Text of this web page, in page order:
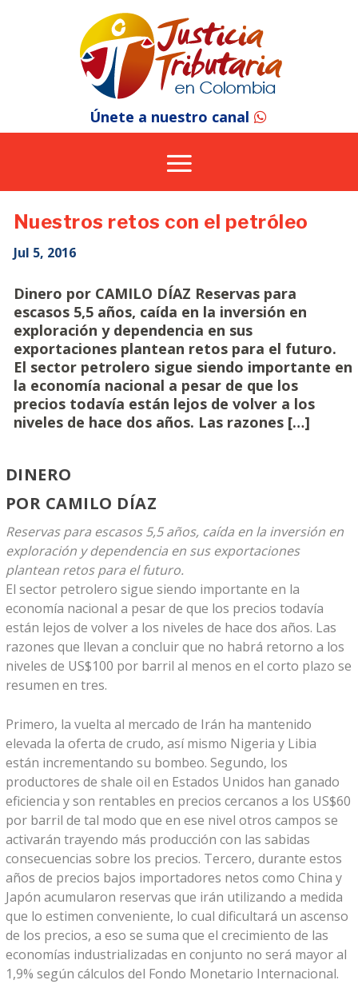
Únete a nuestro canal
Nuestros retos con el petróleo
Jul 5, 2016
Dinero por CAMILO DÍAZ Reservas para
escasos 5,5 años, caída en la inversión en
exploración y dependencia en sus
exportaciones plantean retos para el futuro.
El sector petrolero sigue siendo importante en
la economía nacional a pesar de que los
precios todavía están lejos de volver a los
niveles de hace dos años. Las razones […]
DINERO
POR CAMILO DÍAZ
Reservas para escasos 5,5 años, caída en la inversión en
exploración y dependencia en sus exportaciones
plantean retos para el futuro.
El sector petrolero sigue siendo importante en la
economía nacional a pesar de que los precios todavía
están lejos de volver a los niveles de hace dos años. Las
razones que llevan a concluir que no habrá retorno a los
niveles de US$100 por barril al menos en el corto plazo se
resumen en tres.
Primero, la vuelta al mercado de Irán ha mantenido
elevada la oferta de crudo, así mismo Nigeria y Libia
están incrementando su bombeo. Segundo, los
productores de shale oil en Estados Unidos han ganado
eficiencia y son rentables en precios cercanos a los US$60
por barril de tal modo que en ese nivel otros campos se
activarán trayendo más producción con las sabidas
consecuencias sobre los precios. Tercero, durante estos
años de precios bajos importadores netos como China y
Japón acumularon reservas que irán utilizando a medida
que lo estimen conveniente, lo cual dificultará un ascenso
de los precios, a eso se suma que el crecimiento de las
economías industrializadas en conjunto no será mayor al
1,9% según cálculos del Fondo Monetario Internacional.